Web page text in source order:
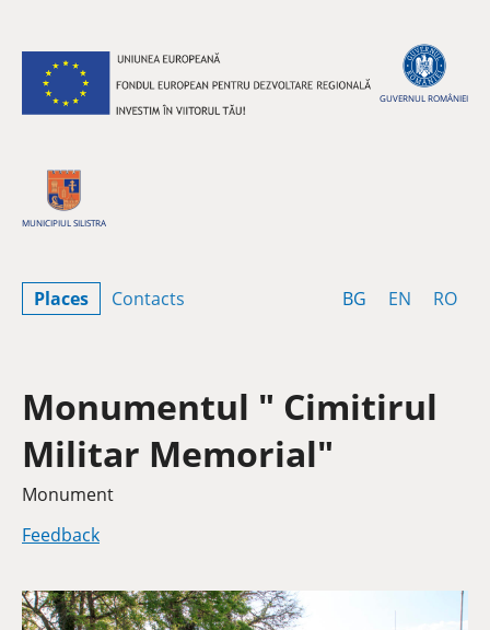
GUVERNUL ROMÂNIEI
MUNICIPIUL SILISTRA
BG Bulgarian
EN English
RO
Places Contacts
Monumentul " Cimitirul
Militar Memorial"
Category
Monument
Feedback